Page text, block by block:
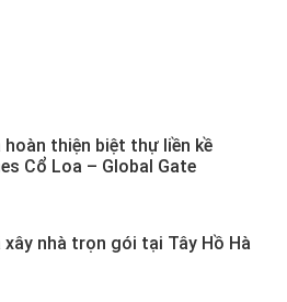
hoàn thiện biệt thự liền kề
Cổ Loa – Global Gate
xây nhà trọn gói tại Tây Hồ Hà